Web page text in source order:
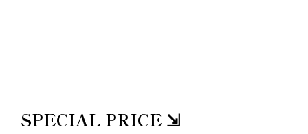
SPECIAL PRICE ⇲